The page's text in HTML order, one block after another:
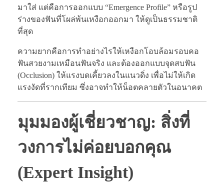
มาใส่ แต่คือการออกแบบ “Emergence Profile” หรือรูป
ร่างของฟันที่โผล่พ้นเหงือกออกมา ให้ดูเป็นธรรมชาติ
ที่สุด
ความยากคือการทำอย่างไรให้เหงือกโอบล้อมรอบคอ
ฟันสวยงามเหมือนฟันจริง และต้องออกแบบจุดสบฟัน
(Occlusion) ให้แรงบดเคี้ยวลงในแนวดิ่ง เพื่อไม่ให้เกิด
แรงงัดที่รากเทียม ซึ่งอาจทำให้น็อตคลายตัวในอนาคต
มุมมองผู้เชี่ยวชาญ: สิ่งที่
วงการไม่ค่อยบอกคุณ
(Expert Insight)